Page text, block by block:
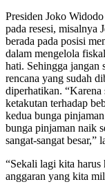
Presiden Joko
pada resesi, misalnya
berada pada posisi
dalam mengelola
hati. Sehingga jangan
rencana yang sudah
diperhatikan. “Karena
ketakutan terhadap
kedua bunga
bunga pinjaman naik
sangat-sangat besar,”
“Sekali lagi kita harus
anggaran yang kita